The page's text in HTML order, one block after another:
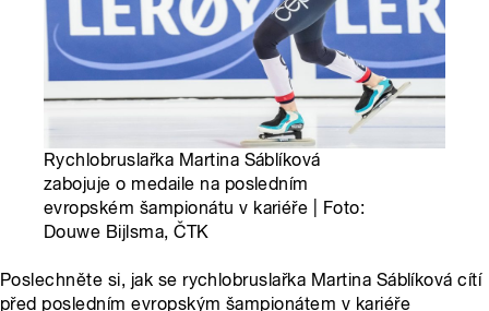
Rychlobruslařka Martina Sáblíková
zabojuje o medaile na posledním
evropském šampionátu v kariéře | Foto:
Douwe Bijlsma, ČTK
Poslechněte si, jak se rychlobruslařka Martina Sáblíková cítí
před posledním evropským šampionátem v kariéře